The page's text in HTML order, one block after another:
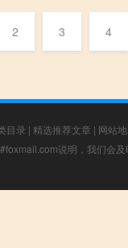
2 3 4
目录 | 精选推荐文章 | 网站
说明，我们会